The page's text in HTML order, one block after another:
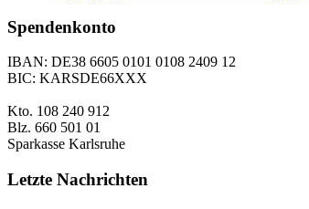
Spendenkonto
IBAN: DE38 6605 0101 0108 2409 12
BIC: KARSDE66XXX
Kto. 108 240 912
Blz. 660 501 01
Sparkasse Karlsruhe
Letzte Nachrichten